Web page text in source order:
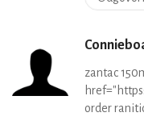
zantac
order